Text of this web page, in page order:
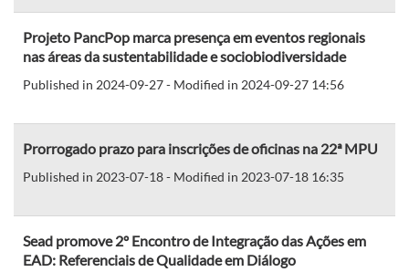
Projeto PancPop marca presença em eventos regionais
nas áreas da sustentabilidade e sociobiodiversidade
Published in 2024-09-27 - Modified in 2024-09-27 14:56
Prorrogado prazo para inscrições de oficinas na 22ª MPU
Published in 2023-07-18 - Modified in 2023-07-18 16:35
Sead promove 2º Encontro de Integração das Ações em
EAD: Referenciais de Qualidade em Diálogo